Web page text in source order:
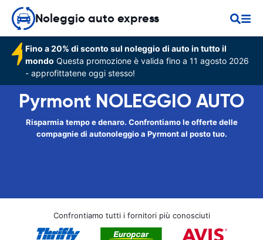
Noleggio auto express
Fino a 20% di sconto sul noleggio di auto in tutto il
mondo Questa promozione è valida fino a 11 agosto 2026
- approfittatene oggi stesso!
Pyrmont NOLEGGIO AUTO
Risparmia tempo e denaro. Confrontiamo le offerte delle
compagnie di autonoleggio a Pyrmont al posto tuo.
Confrontiamo tutti i fornitori più conosciuti